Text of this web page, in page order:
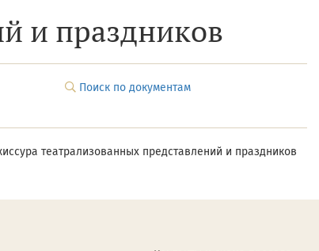
и праздников
Поиск по документам
театрализованных представлений и праздников